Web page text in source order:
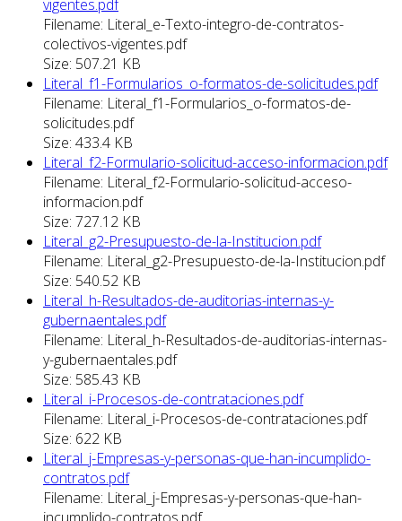
vigentes.pdf
Filename: Literal_e-Texto-integro-de-contratos-
colectivos-vigentes.pdf
Size: 507.21 KB
Literal_f1-Formularios_o-formatos-de-solicitudes.pdf
Filename: Literal_f1-Formularios_o-formatos-de-
solicitudes.pdf
Size: 433.4 KB
Literal_f2-Formulario-solicitud-acceso-informacion.pdf
Filename: Literal_f2-Formulario-solicitud-acceso-
informacion.pdf
Size: 727.12 KB
Literal_g2-Presupuesto-de-la-Institucion.pdf
Filename: Literal_g2-Presupuesto-de-la-Institucion.pdf
Size: 540.52 KB
Literal_h-Resultados-de-auditorias-internas-y-
gubernaentales.pdf
Filename: Literal_h-Resultados-de-auditorias-internas-
y-gubernaentales.pdf
Size: 585.43 KB
Literal_i-Procesos-de-contrataciones.pdf
Filename: Literal_i-Procesos-de-contrataciones.pdf
Size: 622 KB
Literal_j-Empresas-y-personas-que-han-incumplido-
contratos.pdf
Filename: Literal_j-Empresas-y-personas-que-han-